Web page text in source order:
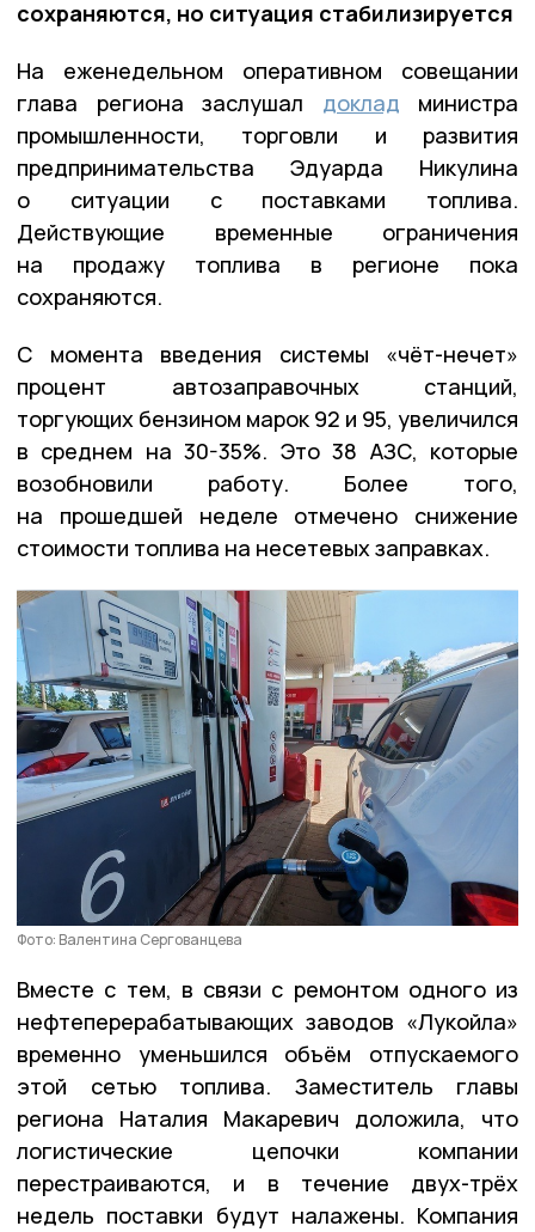
сохраняются, но ситуация стабилизируется
На еженедельном оперативном совещании
глава региона заслушал доклад министра
промышленности, торговли и развития
предпринимательства Эдуарда Никулина
о ситуации с поставками топлива.
Действующие временные ограничения
на продажу топлива в регионе пока
сохраняются.
С момента введения системы «чёт-нечет»
процент автозаправочных станций,
торгующих бензином марок 92 и 95, увеличился
в среднем на 30-35%. Это 38 АЗС, которые
возобновили работу. Более того,
на прошедшей неделе отмечено снижение
стоимости топлива на несетевых заправках.
Фото: Валентина Сергованцева
Вместе с тем, в связи с ремонтом одного из
нефтеперерабатывающих заводов «Лукойла»
временно уменьшился объём отпускаемого
этой сетью топлива. Заместитель главы
региона Наталия Макаревич доложила, что
логистические цепочки компании
перестраиваются, и в течение двух-трёх
недель поставки будут налажены. Компания